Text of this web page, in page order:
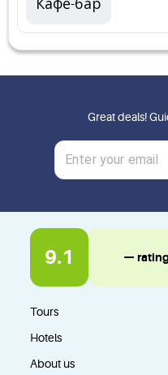
Кафе-бар
9.1 —
Tours
Hotels
About us
Great deals!